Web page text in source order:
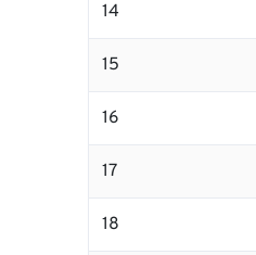
14
15
16
17
18